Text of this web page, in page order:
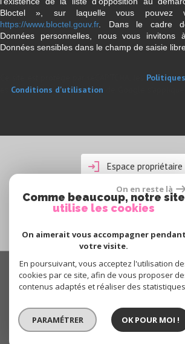
Bloctel », sur laquelle vous pouvez
https://www.bloctel.gouv.fr. Dans le cadre
Données personnelles, nous vous
Données sensibles dans le champ de saisie
Conditions d'utilisation
Espace propriétaire
© 2026 | Tous droits réservés | Traduction powered by
légales-Nos honoraires-Partenaires -Admin- Toutes nos
Site internet compatible multi-
un seul site adaptable à tous les
On en reste là
Comme beaucoup, notre site
utilise les cookies
On aimerait vous accompagner pendant
votre visite.
En poursuivant, vous acceptez l'utilisation
cookies par ce site, afin de vous proposer
contenus adaptés et réaliser des
PARAMÉTRER OK POUR MOI !